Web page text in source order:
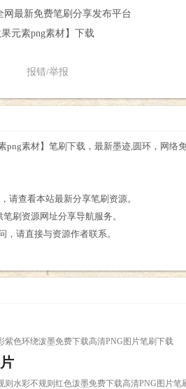
网最新免费笔刷分享发布平台
元素png素材】下载
报错/举报
素材】笔刷下载，最新墨迹,圆环，网
请查看本站最新分享笔刷资源。
刷资源网址分享导航服务。
请直接与资源作者联系。
紫色环绕泼墨免费下载高清PNG图片笔刷下载
则水彩不规则红色泼墨免费下载高清PNG图片笔